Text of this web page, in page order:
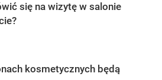
się na wizytę w salonie
kosmetycznych będą